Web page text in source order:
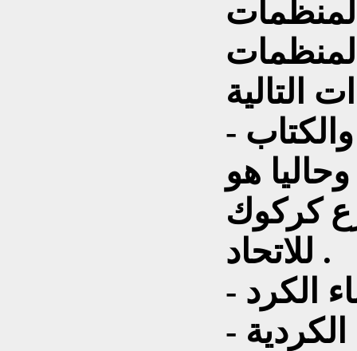
- عضو الاتحاد العام للادباء والكتاب
منذ 3\1\1986, وحاليا هو
كركوك
للاتحاد .
الكرد